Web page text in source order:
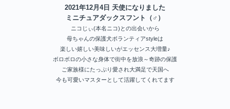
2021年12月4日 天使になりました
ミニチュアダックスフント（♂）
ニコじぃ(本名ニコ)との出会いから
母ちゃんの保護犬ボランティアstyleは
楽しい嬉しい美味しいがエッセンス大増量♪
ボロボロの小さな身体で街中を放浪～奇跡の保護
ご家族様にたっぷり愛され大満足で天国へ
今も可愛いマスターとして活躍してくれてます